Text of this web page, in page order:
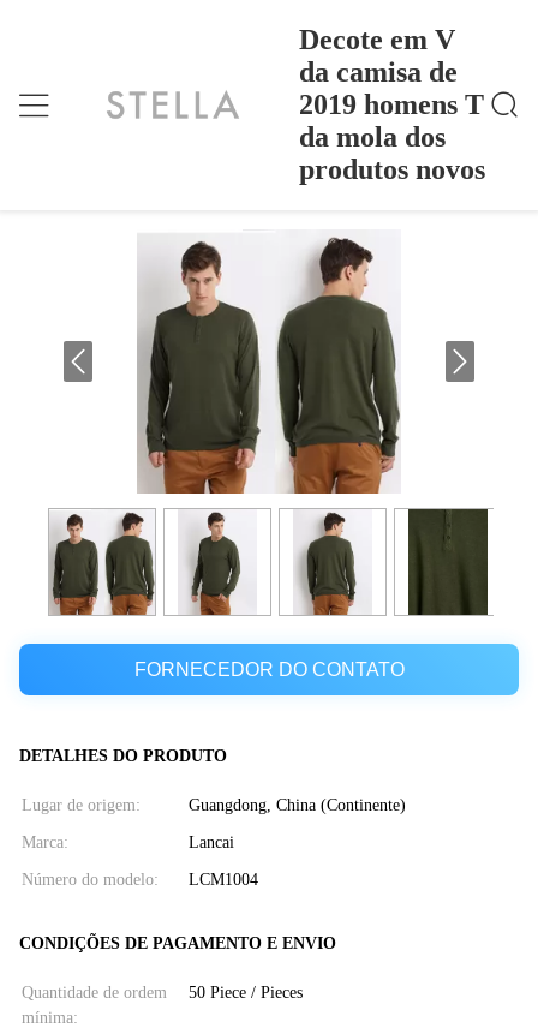
Decote em V
da camisa de
2019 homens T
da mola dos
produtos novos
Casa> Products>
Decote Em V Da Camisa De 2019 Homens T Da Mol
A Dos Produtos Novos
Decote em V da camisa de 2019 homens
T da mola dos produtos novos
FORNECEDOR DO CONTATO
DETALHES DO PRODUTO
Lugar de origem: Guangdong, China (Continente)
Marca: Lancai
Número do modelo: LCM1004
CONDIÇÕES DE PAGAMENTO E ENVIO
Quantidade de ordem
mínima:
50 Piece / Pieces